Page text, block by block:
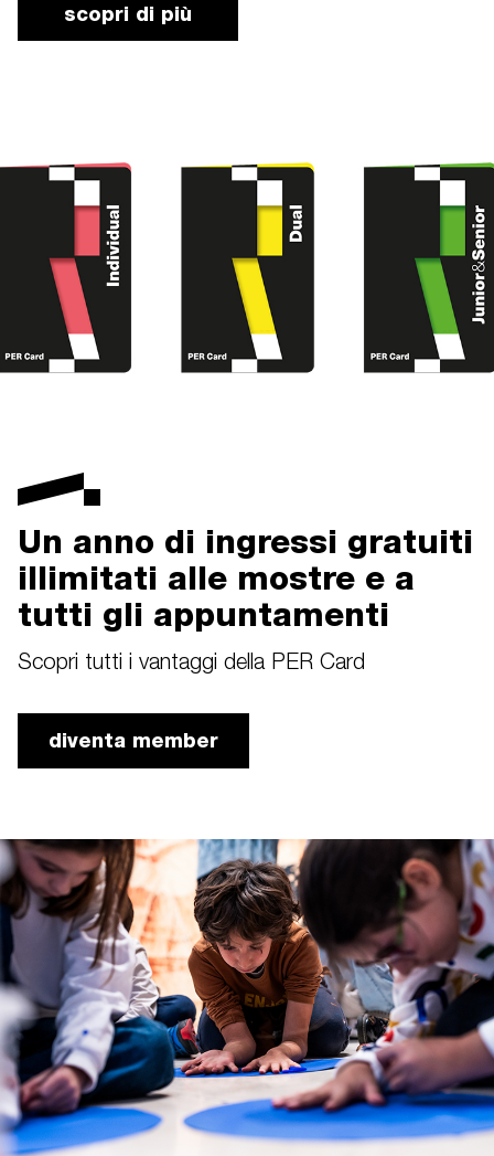
scopri di più
Un anno di ingressi gratuiti
illimitati alle mostre e a
tutti gli appuntamenti
Scopri tutti i vantaggi della PER Card
diventa member